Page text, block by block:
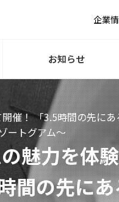
企業
お知らせ
！ 「3.5時間の先に
ートグアム～
魅力を体
間の先に